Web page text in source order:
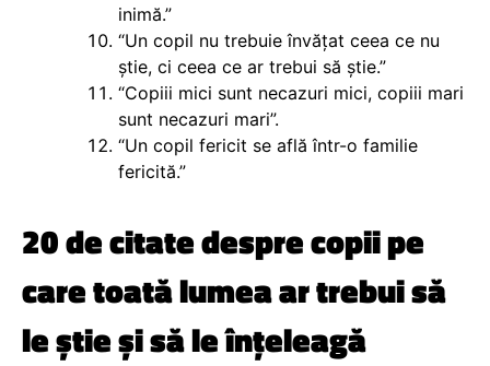
inimă.”
“Un copil nu trebuie învățat ceea ce nu
știe, ci ceea ce ar trebui să știe.”
“Copiii mici sunt necazuri mici, copiii mari
sunt necazuri mari”.
“Un copil fericit se află într-o familie
fericită.”
20 de citate despre copii pe
care toată lumea ar trebui să
le știe și să le înțeleagă